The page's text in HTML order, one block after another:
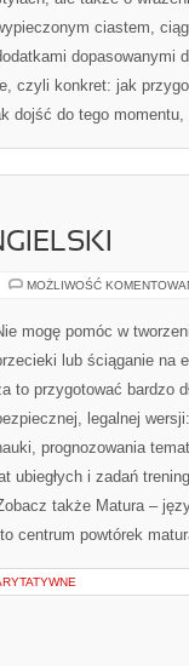
ciastem,
dopasowanymi
czyli konkret: jak
dojść do tego
MOŻLIWOŚĆ
mogę pomóc w
lub ściąganie na
to przygotować bardzo
legalnej
prognozowania
ubiegłych i zadań
także Matura –
centrum powtórek